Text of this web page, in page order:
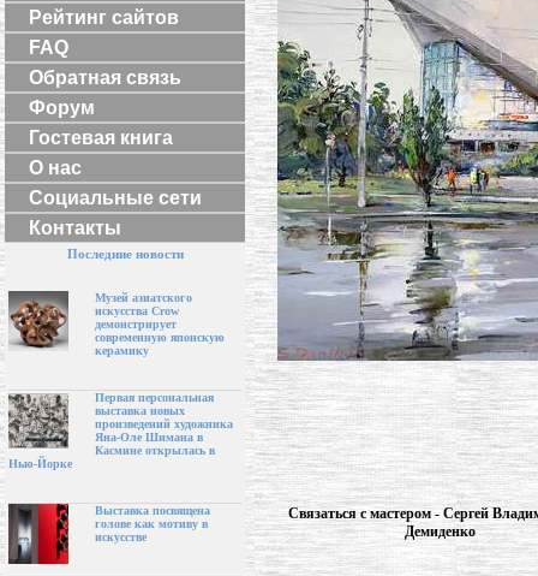
Рейтинг сайтов
FAQ
Обратная связь
Форум
Гостевая книга
О нас
Социальные сети
Контакты
Последние новости
Музей азиатского
искусства Crow
демонстрирует
современную японскую
керамику
Первая персональная
выставка новых
произведений художника
Яна-Оле Шимана в
Касмине открылась в
Нью-Йорке
Выставка посвящена
голове как мотиву в
искусстве
Связаться с мастером - Сергей
Демиденко